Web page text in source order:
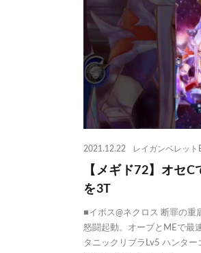
2021.12.22 レイガンベレット
【メギド72】オセ
を3T
■イポス@ネクロス 断罪の
怒闘起動。オーブとMEで最
タニックリブラLv5 ハンタ